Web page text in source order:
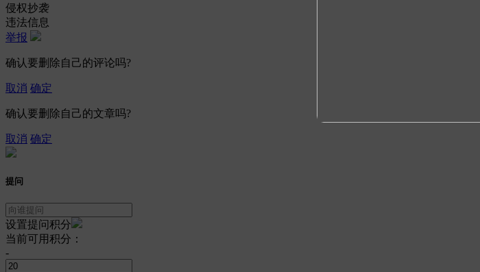
侵权抄袭
违法信息
举报
确认要删除自己的评论吗?
取消 确定
确认要删除自己的文章吗?
取消 确定
提问
设置提问积分
当前可用积分：
-